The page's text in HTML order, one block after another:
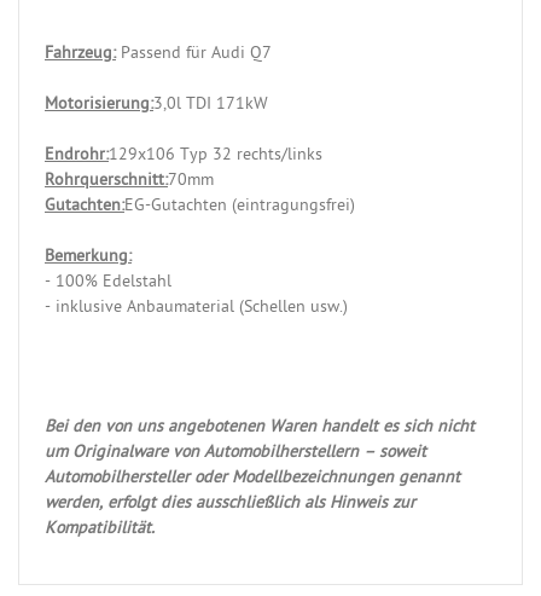
Fahrzeug:Passend für Audi Q7
Motorisierung:3,0l TDI 171kW
Endrohr:129x106 Typ 32 rechts/links
Rohrquerschnitt:70mm
Gutachten:EG-Gutachten (eintragungsfrei)
Bemerkung:
- 100% Edelstahl
- inklusive Anbaumaterial (Schellen usw.)
Bei den von uns angebotenen Waren handelt es sich nicht
um Originalware von Automobilherstellern – soweit
Automobilhersteller oder Modellbezeichnungen genannt
werden, erfolgt dies ausschließlich als Hinweis zur
Kompatibilität.